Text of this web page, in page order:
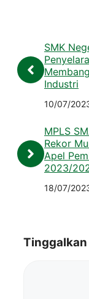
SMK
Industri
10/07/
MPLS
Rekor
Apel
2023/
18/07/